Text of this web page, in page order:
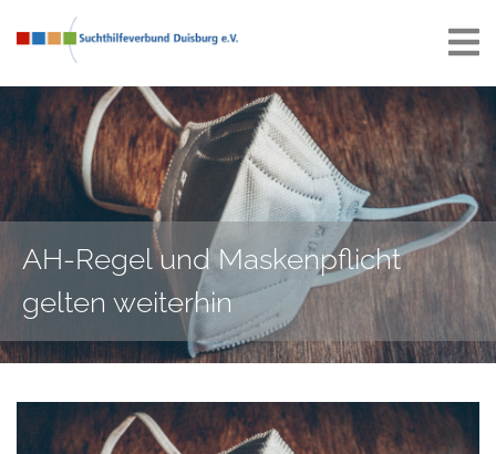
AH-Regel und Maskenpflicht
gelten weiterhin